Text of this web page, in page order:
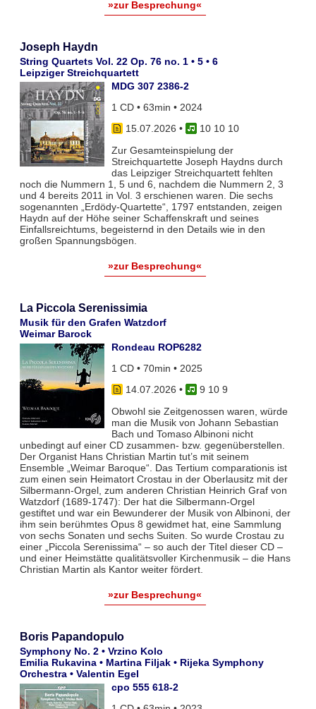
»zur Besprechung«
Joseph Haydn
String Quartets Vol. 22 Op. 76 no. 1 • 5 • 6
Leipziger Streichquartett
MDG 307 2386-2
1 CD • 63min • 2024
15.07.2026 •
10 10 10
Zur Gesamteinspielung der
Streichquartette Joseph Haydns durch
das Leipziger Streichquartett fehlten
noch die Nummern 1, 5 und 6, nachdem die Nummern 2, 3
und 4 bereits 2011 in Vol. 3 erschienen waren. Die sechs
sogenannten „Erdödy-Quartette“, 1797 entstanden, zeigen
Haydn auf der Höhe seiner Schaffenskraft und seines
Einfallsreichtums, begeisternd in den Details wie in den
großen Spannungsbögen.
»zur Besprechung«
La Piccola Serenissimia
Musik für den Grafen Watzdorf
Weimar Barock
Rondeau ROP6282
1 CD • 70min • 2025
14.07.2026 •
9 10 9
Obwohl sie Zeitgenossen waren, würde
man die Musik von Johann Sebastian
Bach und Tomaso Albinoni nicht
unbedingt auf einer CD zusammen- bzw. gegenüberstellen.
Der Organist Hans Christian Martin tut’s mit seinem
Ensemble „Weimar Baroque“. Das Tertium comparationis ist
zum einen sein Heimatort Crostau in der Oberlausitz mit der
Silbermann-Orgel, zum anderen Christian Heinrich Graf von
Watzdorf (1689-1747): Der hat die Silbermann-Orgel
gestiftet und war ein Bewunderer der Musik von Albinoni, der
ihm sein berühmtes Opus 8 gewidmet hat, eine Sammlung
von sechs Sonaten und sechs Suiten. So wurde Crostau zu
einer „Piccola Serenissima“ – so auch der Titel dieser CD –
und einer Heimstätte qualitätsvoller Kirchenmusik – die Hans
Christian Martin als Kantor weiter fördert.
»zur Besprechung«
Boris Papandopulo
Symphony No. 2 • Vrzino Kolo
Emilia Rukavina • Martina Filjak • Rijeka Symphony
Orchestra • Valentin Egel
cpo 555 618-2